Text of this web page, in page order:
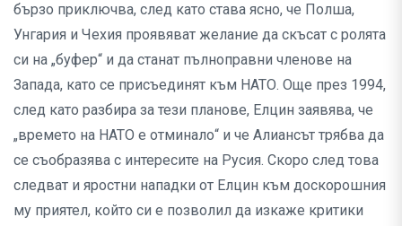
бързо приключва, след като става ясно, че Полша,
Унгария и Чехия проявяват желание да скъсат с ролята
си на „буфер“ и да станат пълноправни членове на
Запада, като се присъединят към НАТО. Още през 1994,
след като разбира за тези планове, Елцин заявява, че
„времето на НАТО е отминало“ и че Алиансът трябва да
се съобразява с интересите на Русия. Скоро след това
следват и яростни нападки от Елцин към доскорошния
му приятел, който си е позволил да изкаже критики